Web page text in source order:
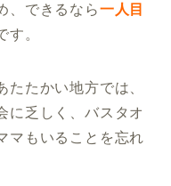
、できるなら一人目
す。
たかい地方では、
に乏しく、バスタオ
マもいることを忘れ